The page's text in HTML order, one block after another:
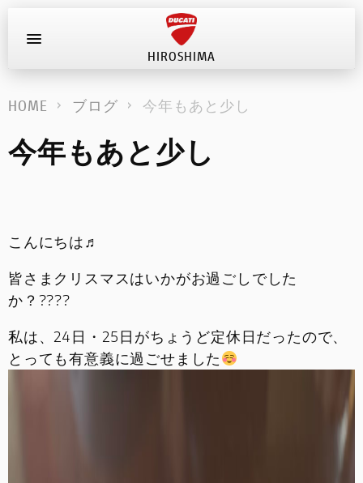
HIROSHIMA
お問い合わせ
新車
在庫車
ストア情報
ブログ
イベント
HOME ブログ 今年もあと少し
今年もあと少し
こんにちは♬
皆さまクリスマスはいかがお過ごしでした
か？????
私は、24日・25日がちょうど定休日だったので、
とっても有意義に過ごせました